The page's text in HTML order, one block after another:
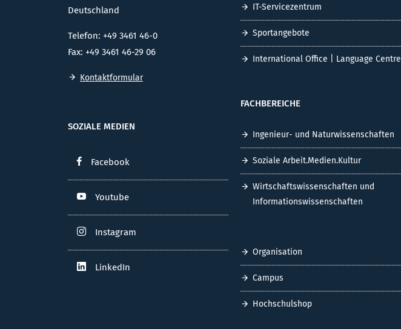
Deutschland
Telefon: +49 3461 46-0
Fax: +49 3461 46-29 06
Kontaktformular
SOZIALE MEDIEN
Facebook
Youtube
Instagram
LinkedIn
IT-Servicezentrum
Sportangebote
International Office | Language Centre
FACHBEREICHE
Ingenieur- und Naturwissenschaften
Soziale Arbeit.Medien.Kultur
Wirtschaftswissenschaften und
Informationswissenschaften
Organisation
Campus
Hochschulshop